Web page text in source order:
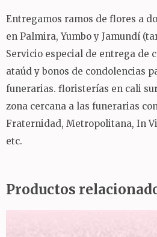
Entregamos ramos de flores a
en Palmira, Yumbo y Jamundí
Servicio especial de entrega de
ataúd y bonos de condolencias
funerarias. floristerías en cali
zona cercana a las funerarias
Fraternidad, Metropolitana, In
etc.
Productos